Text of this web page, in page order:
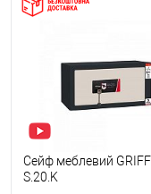
Сейф меблевий
S.20.K